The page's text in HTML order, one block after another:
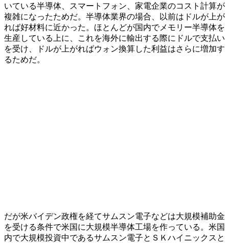
いている半導体、スマートフォン、家電企業のコスト計算が
複雑になったためだ。半導体業界の場合、以前はドルが上が
れば好材料に近かった。ほとんどが国内でメモリー半導体を
生産している上に、これを海外に輸出する際にドルで支払い
を受け、ドルが上がればウォン換算した利益はさらに増加す
るためだ。
だが米バイデン政権を経てサムスン電子などは大規模補助金
を受ける条件で米国に大規模半導体工場を作っている。米国
内で大規模投資中であるサムスン電子とＳＫハイニックスと